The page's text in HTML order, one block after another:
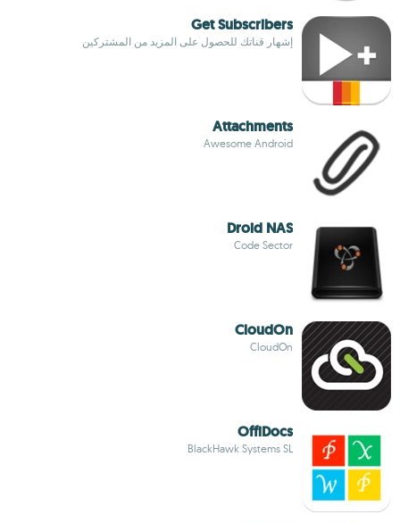
Get Subscribers
إشهار قناتك للحصول على المزيد من المشتركين
Attachments
Awesome Android
Droid NAS
Code Sector
CloudOn
CloudOn
OffiDocs
BlackHawk Systems SL